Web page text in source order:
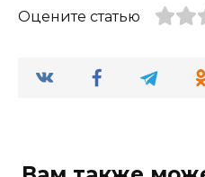
Оцените статью